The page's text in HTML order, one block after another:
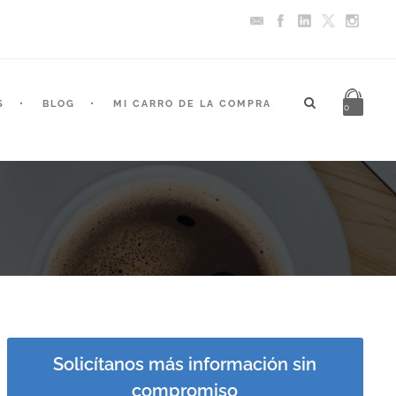
BLOG MI CARRO DE LA COMPRA 0
Solicítanos más información sin
compromiso